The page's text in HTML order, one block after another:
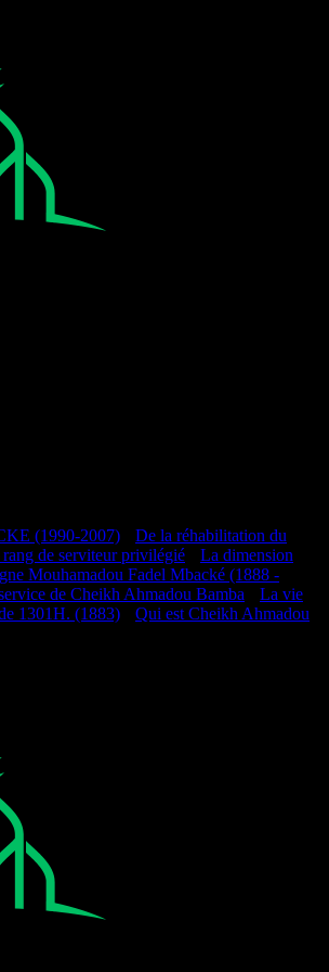
(1990-2007)
De la réhabilitation du
rang de serviteur privilégié
La dimension
Mouhamadou Fadel Mbacké (1888 -
de Cheikh Ahmadou Bamba
La vie
1301H. (1883)
Qui est Cheikh Ahmadou